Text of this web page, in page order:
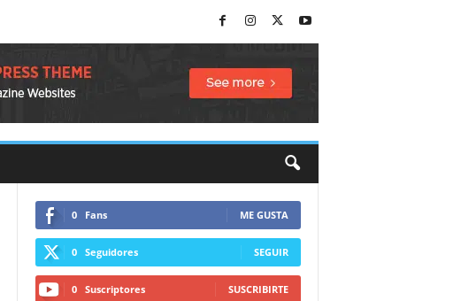
0 Fans ME GUSTA
0 Seguidores SEGUIR
0 Suscriptores SUSCRIBIRTE